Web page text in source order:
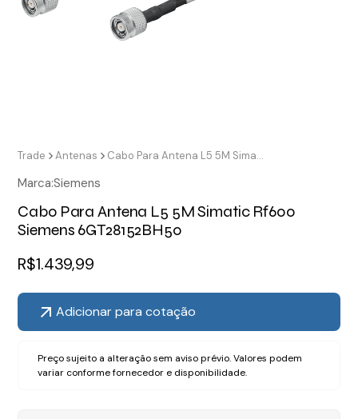
Trade Antenas Cabo Para Antena L5 5M Simatic Rf600 Siemens 6GT28152BH50
Marca:Siemens
Cabo Para Antena L5 5M Simatic Rf600
Siemens 6GT28152BH50
R$1.439,99
Adicionar para cotação
Preço sujeito a alteração sem aviso prévio. Valores podem
variar conforme fornecedor e disponibilidade.